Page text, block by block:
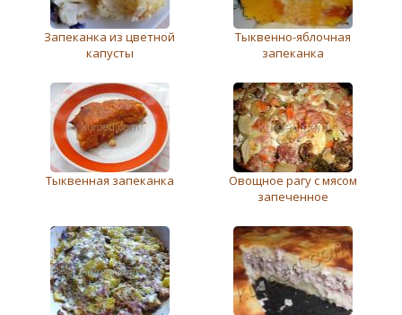
Запеканка из цветной
капусты
Тыквенно-яблочная
запеканка
Тыквенная запеканка
Овощное рагу с мясом
запеченное